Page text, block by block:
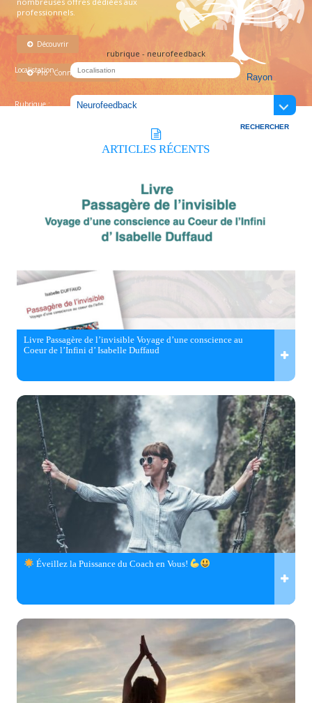
rubrique - neurofeedback
Localistation :
Rubrique :
professionnels.
Découvrir
Pro : Connectez-vous !
ARTICLES RÉCENTS
Livre Passagère de l’invisible Voyage d’une conscience au
Coeur de l’Infini d’ Isabelle Duffaud
Éveillez la Puissance du Coach en Vous!